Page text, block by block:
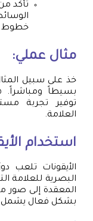
تأكد
خطوط
مثال عملي:
خذ على سبيل
بسيطاً ومباشراً.
توفير تجربة
العلامة.
استخدام
الأيقونات تلعب
البصرية للعلامة
المعقدة إلى صور
بشكل فعال يشمل